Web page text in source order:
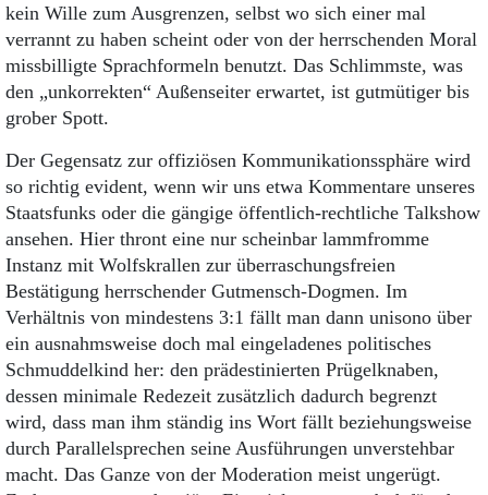
kein Wille zum Ausgrenzen, selbst wo sich einer mal
verrannt zu haben scheint oder von der herrschenden Moral
missbilligte Sprachformeln benutzt. Das Schlimmste, was
den „unkorrekten“ Außenseiter erwartet, ist gutmütiger bis
grober Spott.
Der Gegensatz zur offiziösen Kommunikationssphäre wird
so richtig evident, wenn wir uns etwa Kommentare unseres
Staatsfunks oder die gängige öffentlich-rechtliche Talkshow
ansehen. Hier thront eine nur scheinbar lammfromme
Instanz mit Wolfskrallen zur überraschungsfreien
Bestätigung herrschender Gutmensch-Dogmen. Im
Verhältnis von mindestens 3:1 fällt man dann unisono über
ein ausnahmsweise doch mal eingeladenes politisches
Schmuddelkind her: den prädestinierten Prügelknaben,
dessen minimale Redezeit zusätzlich dadurch begrenzt
wird, dass man ihm ständig ins Wort fällt beziehungsweise
durch Parallelsprechen seine Ausführungen unverstehbar
macht. Das Ganze von der Moderation meist ungerügt.